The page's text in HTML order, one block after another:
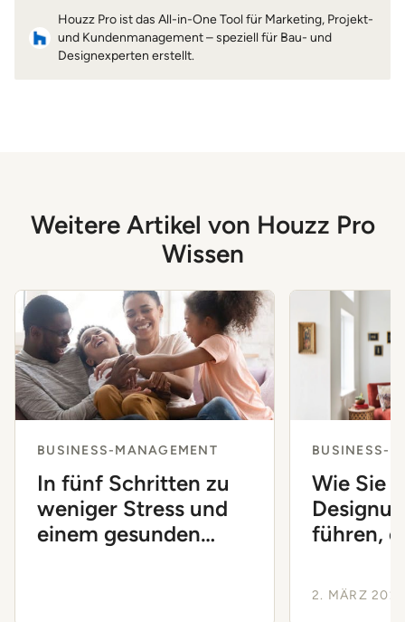
Houzz Pro ist das All-in-One Tool für Marketing, Projekt-
und Kundenmanagement – speziell für Bau- und
Designexperten erstellt.
Weitere Artikel von Houzz Pro
Wissen
BUSINESS-MANAGEMENT
In fünf Schritten zu
weniger Stress und
einem gesunden
BUSINESS-
Wie Sie
führen,
2. MÄRZ 2022